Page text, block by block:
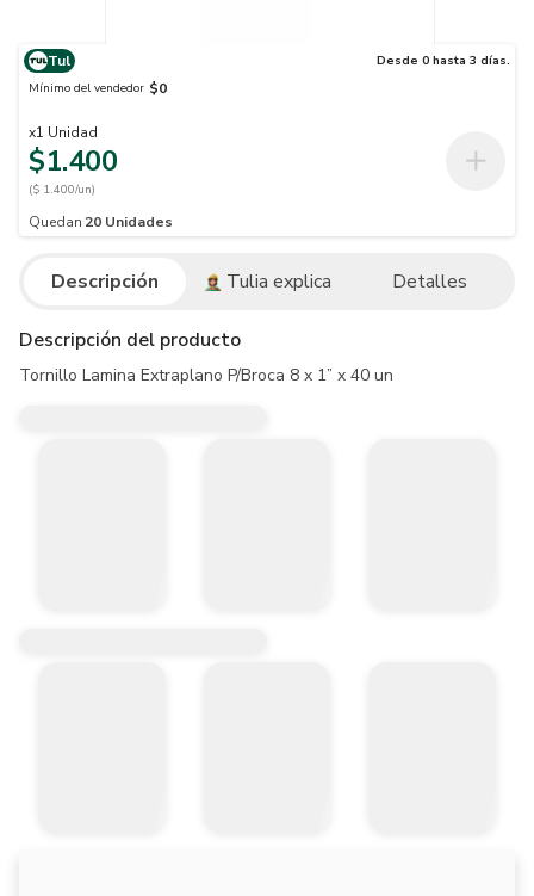
Tul
Desde 0 hasta 3 días.
Mínimo del vendedor $0
x1 Unidad
$1.400
($ 1.400/un)
Quedan 20 Unidades
Descripción Tulia explica Detalles
Descripción del producto
Tornillo Lamina Extraplano P/Broca 8 x 1” x 40 un